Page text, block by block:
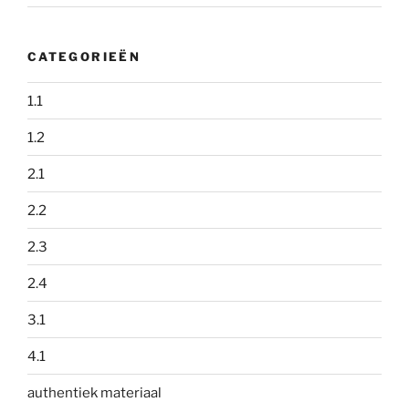
CATEGORIEËN
1.1
1.2
2.1
2.2
2.3
2.4
3.1
4.1
authentiek materiaal